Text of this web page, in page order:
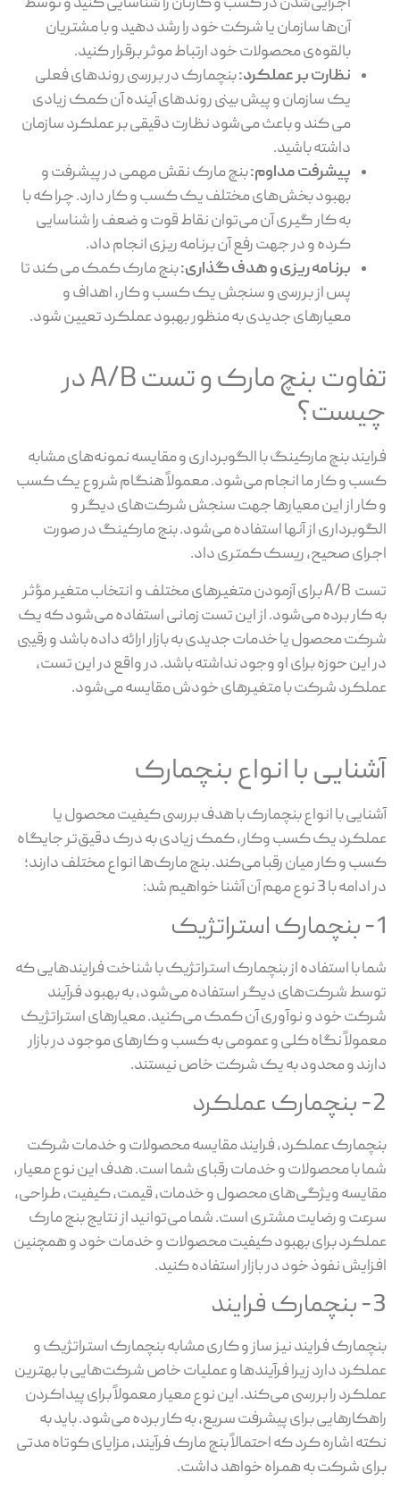
آن‌ها سازمان یا شرکت خود را رشد دهید و با مشتریان
بالقوه‌ی محصولات خود ارتباط موثر برقرار کنید.
نظارت بر عملکرد:بنچمارک در بررسی روندهای فعلی
یک سازمان و پیش بینی روندهای آینده آن کمک زیادی
می کند و باعث می‌شود نظارت دقیقی بر عملکرد سازمان
داشته باشید.
پیشرفت مداوم:بنچ مارک نقش مهمی در پیشرفت و
بهبود بخش‌های مختلف یک کسب و کار دارد. چرا که با
به کار گیری آن می‌توان نقاط قوت و ضعف را شناسایی
کرده و در جهت رفع آن‌ برنامه ریزی انجام داد.
برنامه ریزی و هدف گذاری:بنچ مارک کمک می کند تا
پس از بررسی و سنجش یک کسب و کار، اهداف و
معیارهای جدیدی به منظور بهبود عملکرد تعیین شود.
تفاوت بنچ مارک و تست A/B در
چیست؟
فرایند بنچ مارکینگ با الگوبرداری و مقایسه نمونه‌های مشابه
کسب و کار ما انجام می‌شود. معمولاً هنگام شروع یک کسب
و کار از این معیارها جهت سنجش شرکت‌های دیگر و
الگوبرداری از آنها استفاده می‌شود. بنچ مارکینگ در صورت
اجرای صحیح، ریسک کمتری داد.
تست A/B برای آزمودن متغیرهای مختلف و انتخاب متغیر مؤثر
به کار برده می‌شود. از این تست زمانی استفاده می‌شود که یک
شرکت محصول یا خدمات جدیدی به بازار ارائه داده باشد و رقیبی
در این حوزه برای او وجود نداشته باشد. در واقع در این تست،
عملکرد شرکت با متغیرهای خودش مقایسه می‌شود.
آشنایی با انواع بنچمارک
آشنایی با انواع بنچمارک‌ با هدف بررسی کیفیت محصول یا
عملکرد یک کسب وکار، کمک زیادی به درک دقیق‌تر جایگاه
کسب و کار میان رقبا می‌کند. بنچ مارک‌ها انواع مختلف دارند؛
در ادامه با 3 نوع مهم آن آشنا خواهیم شد:
1- بنچمارک استراتژیک
شما با استفاده از بنچمارک استراتژیک با شناخت فرایندهایی که
توسط شرکت‌های دیگر استفاده می‌شود، به بهبود فرآیند
شرکت خود و نوآوری آن کمک می‌کنید. معیارهای استراتژیک
معمولاً نگاه کلی و عمومی به کسب و کارهای موجود در بازار
دارند و محدود به یک شرکت خاص نیستند.
2- بنچمارک عملکرد
بنچمارک عملکرد، فرایند مقایسه محصولات و خدمات شرکت
شما با محصولات و خدمات رقبای شما است. هدف این نوع معیار،
مقایسه ویژگی‌های محصول و خدمات، قیمت، کیفیت، طراحی،
سرعت و رضایت مشتری است. شما می‌توانید از نتایج بنچ مارک
عملکرد برای بهبود کیفیت محصولات و خدمات خود و همچنین
افزایش نفوذ خود در بازار استفاده کنید.
3- بنچمارک فرایند
بنچمارک فرایند نیز ساز و کاری مشابه بنچمارک استراتژیک و
عملکرد دارد زیرا فرآیندها و عملیات خاص شرکت‌هایی با بهترین
عملکرد را بررسی می‌کند. این نوع معیار معمولاً برای پیداکردن
راهکارهایی برای پیشرفت سریع، به کار برده می‌شود. باید به
نکته اشاره کرد که احتمالاً بنچ مارک فرآیند، مزایای کوتاه مدتی
برای شرکت به همراه خواهد داشت.